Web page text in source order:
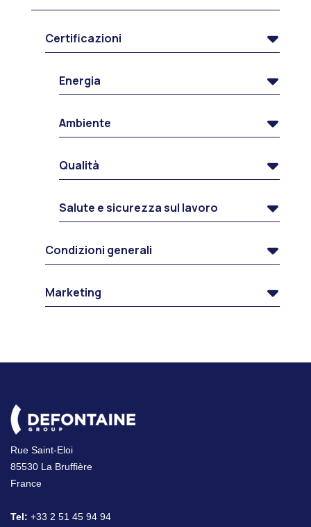
Certificazioni
Energia
Ambiente
Qualità
Salute e sicurezza sul lavoro
Condizioni generali
Marketing
Rue Saint-Eloi
85530 La Bruffière
France
Tel: +33 2 51 45 94 94